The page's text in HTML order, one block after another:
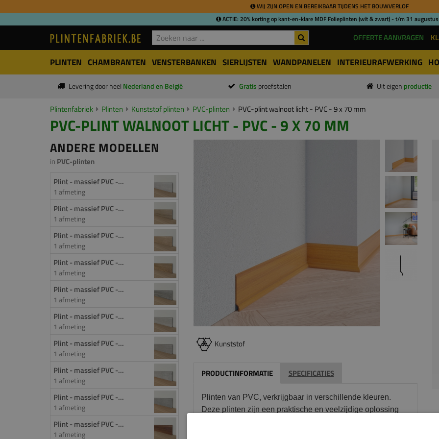
WIJ ZIJN OPEN EN BEREIKBAAR TIJDENS HET BOUWVERLOF
ACTIE: 20% korting op kant-en-klare MDF Folieplinten (wit & zwart) - t/m 31
OFFERTE AANVRAGEN
PLINTEN CHAMBRANTEN VENSTERBANKEN SIERLIJSTEN WANDPANELEN INTERIEURAFWERKING
Levering door heel Nederland en België Gratis proefstalen Uit eigen productie
Plintenfabriek Plinten Kunststof plinten PVC-plinten PVC-plint walnoot licht - PVC - 9 x 70 mm
PVC-PLINT WALNOOT LICHT - PVC - 9 X 70 MM
ANDERE MODELLEN
in PVC-plinten
Plint - massief PVC -...
1 afmeting
Plint - massief PVC -...
1 afmeting
Plint - massief PVC -...
1 afmeting
Plint - massief PVC -...
1 afmeting
Plint - massief PVC -...
1 afmeting
Plint - massief PVC -...
1 afmeting
Plint - massief PVC -...
1 afmeting
Plint - massief PVC -...
1 afmeting
Plint - massief PVC -...
1 afmeting
Plint - massief PVC -...
1 afmeting
Kunststof
PRODUCTINFORMATIE SPECIFICATIES
Plinten van PVC, verkrijgbaar in verschillende kleuren.
Deze plinten zijn een praktische en veelzijdige oplossing